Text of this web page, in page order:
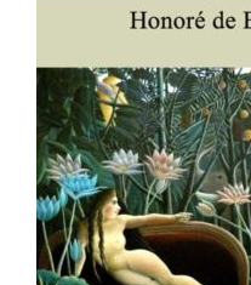
AJOUTER AU PANIER